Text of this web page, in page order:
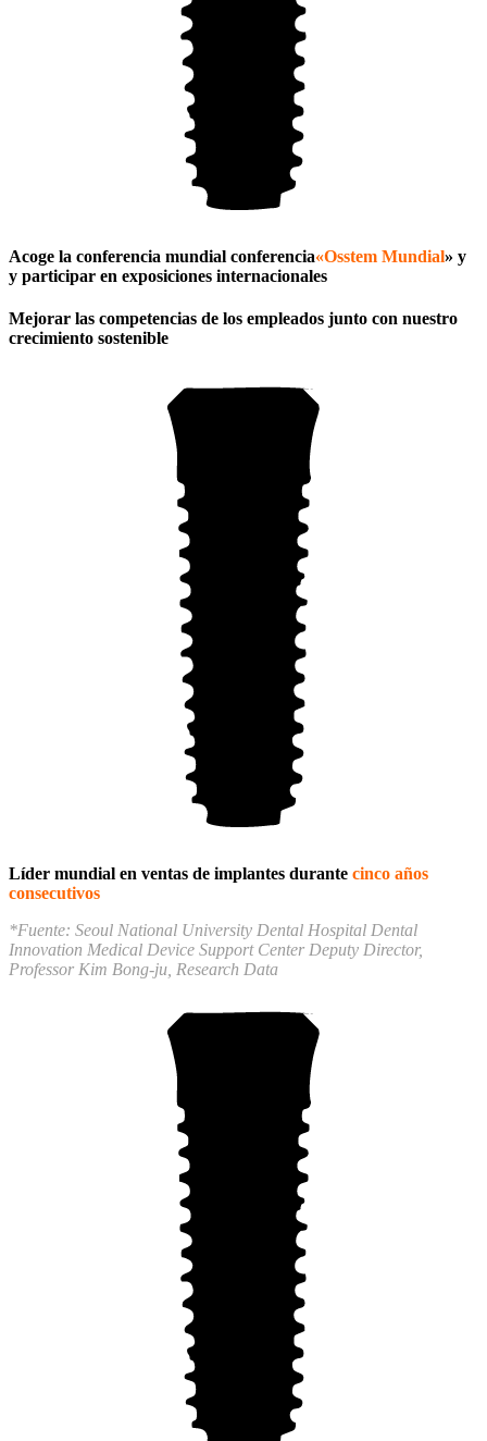
Acoge la conferencia mundial conferencia«Osstem Mundial» y
y participar en exposiciones internacionales
Mejorar las competencias de los empleados junto con nuestro
crecimiento sostenible
Líder mundial en ventas de implantes durante cinco años
consecutivos
*Fuente: Seoul National University Dental Hospital Dental
Innovation Medical Device Support Center Deputy Director,
Professor Kim Bong-ju, Research Data